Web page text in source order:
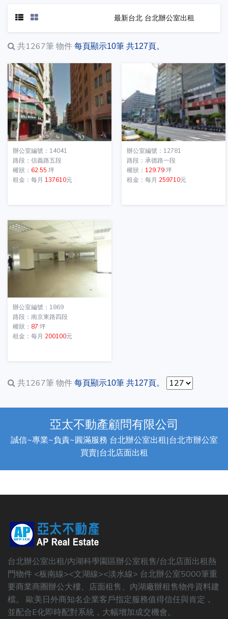
最新台北 台北辦公室出租
共1267筆 物件 每頁顯示10筆 共127頁。
辦公室編號：14041
路段：信義路五段
權狀： 62.55 坪
租金：每月 137610元
辦公室編號：12781
路段：承德路一段
權狀： 129.79坪
租金：每月 259710元
辦公室編號：1869
路段：南京東路四段
權狀： 87 坪
租金：每月 200100元
共1267筆 物件 每頁顯示10筆 共127頁。
亞太不動產顧問有限公司
誠信~專業~負責~圓滿服務 台北辦公室出租|台北市辦公室
買賣|台北店面出租
台北辦公室出租/內湖科學園區辦公室租售/台北店面出租熱
門物件 <板南線><文湖線><淡水線> 台北辦公室5000筆重
要商業商圈辦公大樓、店面租售、內湖廠辦租售物件資料建
檔。 歐美日外商知名企業客戶指定服務值得信任與肯定，
並配合E化即時配對系統，大幅增加成交機會。